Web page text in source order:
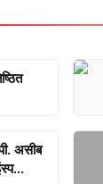
असीब